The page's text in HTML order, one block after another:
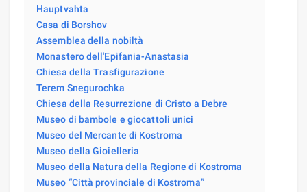
Hauptvahta
Casa di Borshov
Assemblea della nobiltà
Monastero dell'Epifania-Anastasia
Chiesa della Trasfigurazione
Terem Snegurochka
Chiesa della Resurrezione di Cristo a Debre
Museo di bambole e giocattoli unici
Museo del Mercante di Kostroma
Museo della Gioielleria
Museo della Natura della Regione di Kostroma
Museo “Città provinciale di Kostroma”